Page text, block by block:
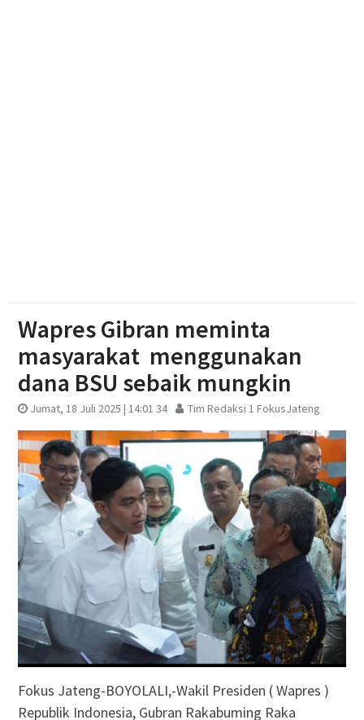
Wapres Gibran meminta
masyarakat menggunakan
dana BSU sebaik mungkin
Jumat, 18 Juli 2025 | 14:01 34 Tim Redaksi 1 FokusJateng
Fokus Jateng-BOYOLALI,-Wakil Presiden ( Wapres )
Republik Indonesia, Gubran Rakabuming Raka